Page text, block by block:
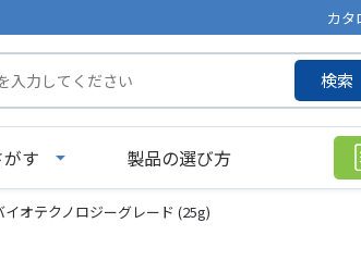
カタ
検索
す 製品の選び方
オテクノロジーグレード (25g)